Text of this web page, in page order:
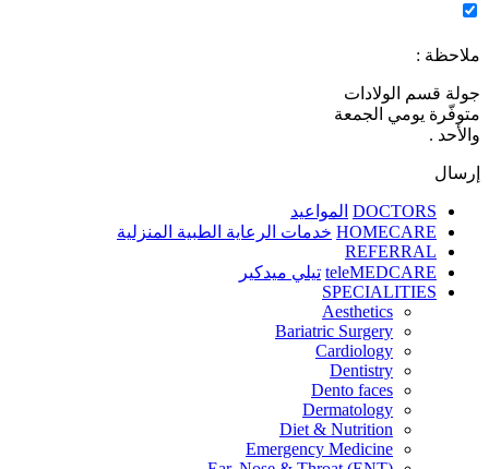
ملاحظة :
جولة قسم الولادات
متوفّرة يومي الجمعة
والأحد .
إرسال
DOCTORS المواعيد
HOMECARE خدمات الرعاية الطبية المنزلية
REFERRAL
teleMEDCARE تيلي ميدكير
SPECIALITIES
Aesthetics
Bariatric Surgery
Cardiology
Dentistry
Dento faces
Dermatology
Diet & Nutrition
Emergency Medicine